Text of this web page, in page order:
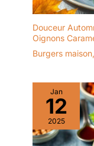
Douceur
Oignons
Burgers maison,
Jan
12
2025